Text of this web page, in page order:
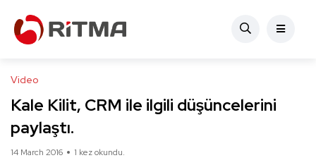
Video
Kale Kilit, CRM ile ilgili düşüncelerini
paylaştı.
14 March 2016 1 kez okundu.